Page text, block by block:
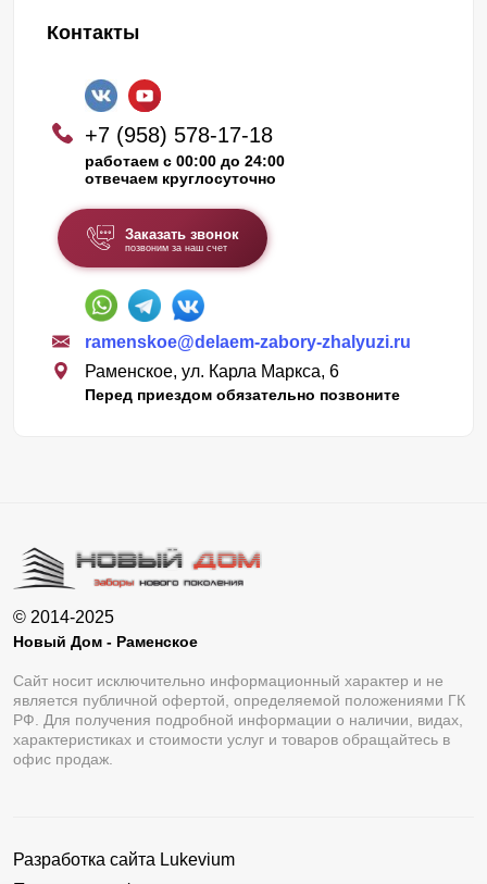
Контакты
+7 (958) 578-17-18
работаем с 00:00 до 24:00
отвечаем круглосуточно
Заказать звонок
позвоним за наш счет
ramenskoe@delaem-zabory-zhalyuzi.ru
Раменское, ул. Карла Маркса, 6
Перед приездом обязательно позвоните
© 2014-2025
Новый Дом - Раменское
Сайт носит исключительно информационный характер и не
является публичной офертой, определяемой положениями ГК
РФ. Для получения подробной информации о наличии, видах,
характеристиках и стоимости услуг и товаров обращайтесь в
офис продаж.
Разработка сайта Lukevium